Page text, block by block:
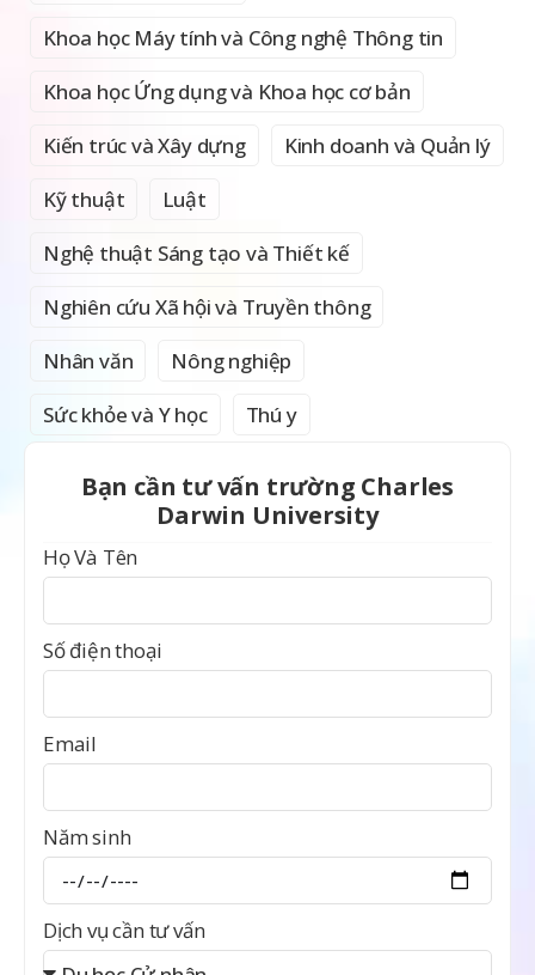
Khoa học Máy tính và Công nghệ Thông tin
Khoa học Ứng dụng và Khoa học cơ bản
Kiến trúc và Xây dựng
Kinh doanh và Quản lý
Kỹ thuật
Luật
Nghệ thuật Sáng tạo và Thiết kế
Nghiên cứu Xã hội và Truyền thông
Nhân văn
Nông nghiệp
Sức khỏe và Y học
Thú y
Bạn cần tư vấn trường Charles
Darwin University
Họ Và Tên
Số điện thoại
Email
Năm sinh
Dịch vụ cần tư vấn